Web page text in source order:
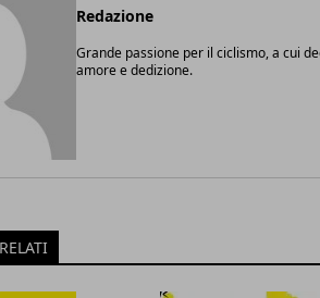
Redazione
Grande passione per il ciclismo, a cui
amore e dedizione.